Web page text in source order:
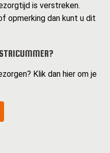
is verstreken.
opmerking dan kunt u dit
Klik dan hier om je